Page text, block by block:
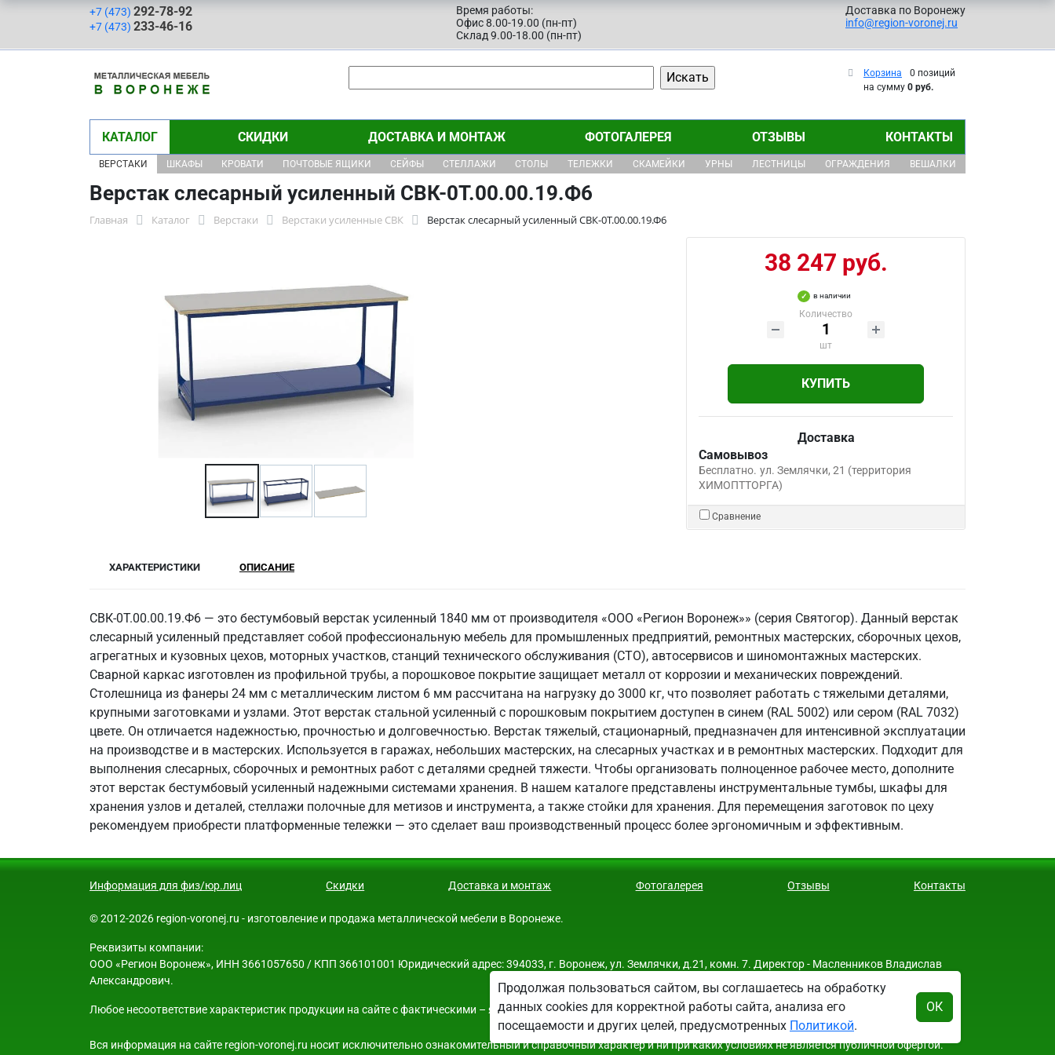
+7 (473) 292-78-92
+7 (473) 233-46-16
Время работы:
Офис 8.00-19.00 (пн-пт)
Склад 9.00-18.00 (пн-пт)
Доставка по Воронежу
info@region-voronej.ru
Корзина
0 позиций
на сумму 0 руб.
КАТАЛОГ СКИДКИ ДОСТАВКА И МОНТАЖ ФОТОГАЛЕРЕЯ ОТЗЫВЫ КОНТАКТЫ
ВЕРСТАКИ ШКАФЫ КРОВАТИ ПОЧТОВЫЕ ЯЩИКИ СЕЙФЫ СТЕЛЛАЖИ СТОЛЫ ТЕЛЕЖКИ СКАМЕЙКИ УРНЫ ЛЕСТНИЦЫ ОГРАЖДЕНИЯ ВЕШАЛКИ
Верстак слесарный усиленный СВК-0Т.00.00.19.Ф6
Главная Каталог Верстаки Верстаки усиленные СВК Верстак слесарный усиленный СВК-0Т.00.00.19.Ф6
38 247 руб.
в наличии
Количество
шт
КУПИТЬ
Доставка
Самовывоз
Бесплатно. ул. Землячки, 21 (территория
ХИМОПТТОРГА)
Сравнение
ХАРАКТЕРИСТИКИ ОПИСАНИЕ
СВК-0Т.00.00.19.Ф6 — это бестумбовый верстак усиленный 1840 мм от производителя «ООО «Регион Воронеж»» (серия Святогор). Данный верстак
слесарный усиленный представляет собой профессиональную мебель для промышленных предприятий, ремонтных мастерских, сборочных цехов,
агрегатных и кузовных цехов, моторных участков, станций технического обслуживания (СТО), автосервисов и шиномонтажных мастерских.
Сварной каркас изготовлен из профильной трубы, а порошковое покрытие защищает металл от коррозии и механических повреждений.
Столешница из фанеры 24 мм с металлическим листом 6 мм рассчитана на нагрузку до 3000 кг, что позволяет работать с тяжелыми деталями,
крупными заготовками и узлами. Этот верстак стальной усиленный с порошковым покрытием доступен в синем (RAL 5002) или сером (RAL 7032)
цвете. Он отличается надежностью, прочностью и долговечностью. Верстак тяжелый, стационарный, предназначен для интенсивной эксплуатации
на производстве и в мастерских. Используется в гаражах, небольших мастерских, на слесарных участках и в ремонтных мастерских. Подходит для
выполнения слесарных, сборочных и ремонтных работ с деталями средней тяжести. Чтобы организовать полноценное рабочее место, дополните
этот верстак бестумбовый усиленный надежными системами хранения. В нашем каталоге представлены инструментальные тумбы, шкафы для
хранения узлов и деталей, стеллажи полочные для метизов и инструмента, а также стойки для хранения. Для перемещения заготовок по цеху
рекомендуем приобрести платформенные тележки — это сделает ваш производственный процесс более эргономичным и эффективным.
Информация для физ/юр.лиц Скидки Доставка и монтаж Фотогалерея Отзывы Контакты
© 2012-2026 region-voronej.ru - изготовление и продажа металлической мебели в Воронеже.
Реквизиты компании:
ООО «Регион Воронеж», ИНН 3661057650 / КПП 366101001 Юридический адрес: 394033, г. Воронеж, ул. Землячки, д.21, комн. 7. Директор - Масленников Владислав
Александрович.
Любое несоответствие характеристик продукции на сайте с фактическими – является опечаткой.
Вся информация на сайте region-voronej.ru носит исключительно ознакомительный и справочный характер и ни при каких условиях не является публичной офертой.
Продолжая пользоваться сайтом, вы соглашаетесь на обработку
данных cookies для корректной работы сайта, анализа его
посещаемости и других целей, предусмотренных Политикой.
ОК